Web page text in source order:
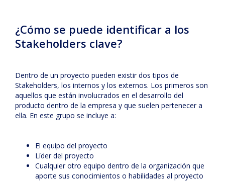
¿Cómo se puede identificar a los
Stakeholders clave?
Dentro de un proyecto pueden existir dos tipos de
Stakeholders, los internos y los externos. Los primeros son
aquellos que están involucrados en el desarrollo del
producto dentro de la empresa y que suelen pertenecer a
ella. En este grupo se incluye a:
El equipo del proyecto
Líder del proyecto
Cualquier otro equipo dentro de la organización que
aporte sus conocimientos o habilidades al proyecto